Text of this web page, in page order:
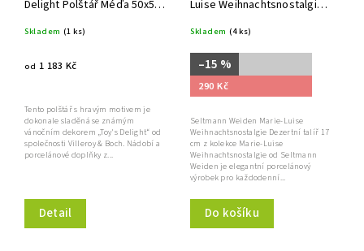
Delight Polštář Méďa 50x50
Skladem (1 ks)
od 1 183 Kč
Detail
Tento polštář s hravým motivem je
dokonale sladěná se známým
vánočním dekorem „Toy's Delight“ od
společnosti Villeroy & Boch. Nádobí a
porcelánové doplňky z...
Luise Weihnachtsnostalgie
Skladem (4 ks)
–15 %
290 Kč
Do košíku
Seltmann Weiden Marie-Luise
Weihnachtsnostalgie Dezertní talíř 17
cm z kolekce Marie-Luise
Weihnachtsnostalgie od Seltmann
Weiden je elegantní porcelánový
výrobek pro každodenní...